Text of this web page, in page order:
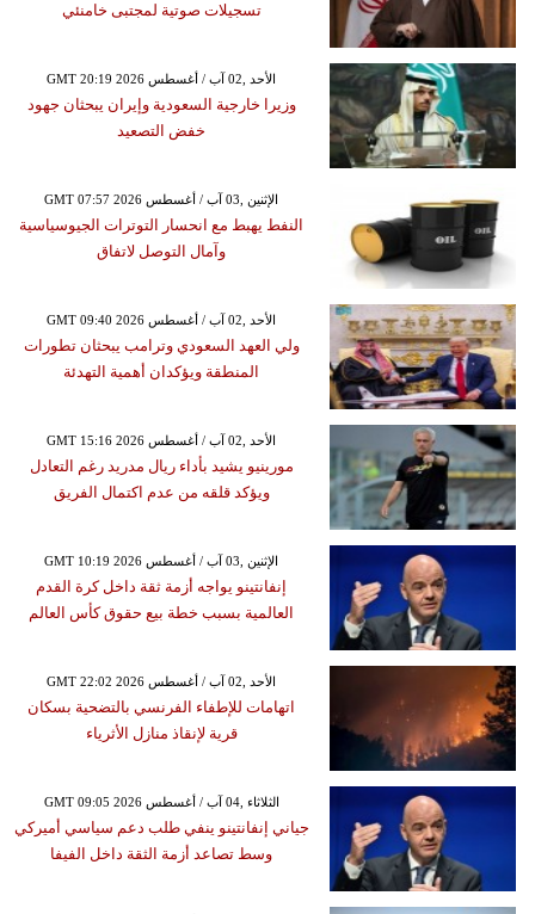
تسجيلات صوتية لمجتبى خامنئي
GMT 20:19 2026 الأحد ,02 آب / أغسطس
وزيرا خارجية السعودية وإيران يبحثان جهود
خفض التصعيد
GMT 07:57 2026 الإثنين ,03 آب / أغسطس
النفط يهبط مع انحسار التوترات الجيوسياسية
وآمال التوصل لاتفاق
GMT 09:40 2026 الأحد ,02 آب / أغسطس
ولي العهد السعودي وترامب يبحثان تطورات
المنطقة ويؤكدان أهمية التهدئة
GMT 15:16 2026 الأحد ,02 آب / أغسطس
مورينيو يشيد بأداء ريال مدريد رغم التعادل
ويؤكد قلقه من عدم اكتمال الفريق
GMT 10:19 2026 الإثنين ,03 آب / أغسطس
إنفانتينو يواجه أزمة ثقة داخل كرة القدم
العالمية بسبب خطة بيع حقوق كأس العالم
GMT 22:02 2026 الأحد ,02 آب / أغسطس
اتهامات للإطفاء الفرنسي بالتضحية بسكان
قرية لإنقاذ منازل الأثرياء
GMT 09:05 2026 الثلاثاء ,04 آب / أغسطس
جياني إنفانتينو ينفي طلب دعم سياسي أميركي
وسط تصاعد أزمة الثقة داخل الفيفا